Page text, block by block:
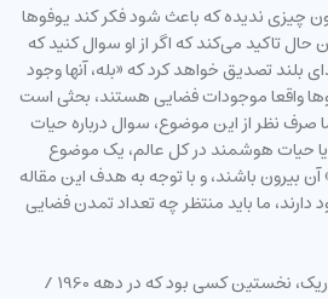
چیزی ندیده که باعث شود فکر کند یوفوها
حال تاکید می‌کند که اگر از او سوال کنید که
بلند تصدیق خواهد کرد که «بله، آنها وجود
واقعا موجودات فضایی هستند، بحثی است
صرف نظر از این موضوع، سوال درباره حیات
حیات هوشمند در کل عالم، یک موضوع
آن بیرون باشند، و با توجه به هدف این مقاله
دارند، ما باید منتظر چه تعداد تمدن فضایی
اخترشناس آمریکایی، فرانک دریک، نخستین کسی بود که در دهه 1960 /